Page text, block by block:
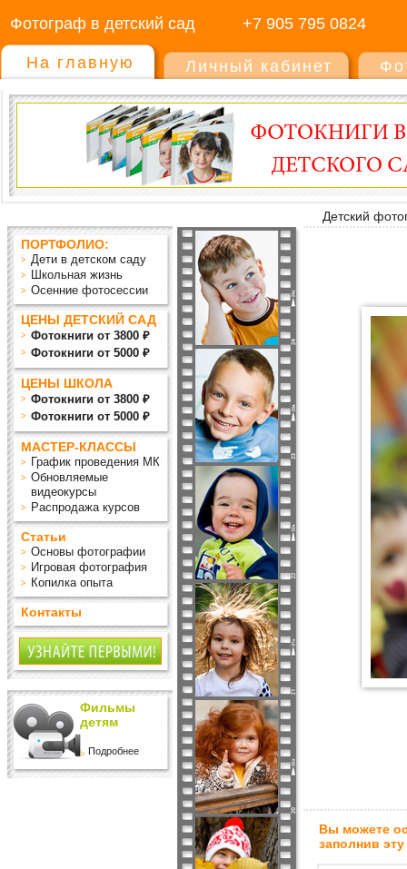
Фотограф в детский сад +7 905 795 0824
На главную Личный кабинет
Детский
ПОРТФОЛИО:
Дети в детском саду
Школьная жизнь
Осенние фотосессии
ЦЕНЫ ДЕТСКИЙ САД
Фотокниги от 3800 ₽
Фотокниги от 5000 ₽
ЦЕНЫ ШКОЛА
Фотокниги от 3800 ₽
Фотокниги от 5000 ₽
МАСТЕР-КЛАССЫ
График проведения МК
Обновляемые
видеокурсы
Распродажа курсов
Статьи
Основы фотографии
Игровая фотография
Копилка опыта
Контакты
Фильмы
детям
Подробнее
Вы можете
заполнив